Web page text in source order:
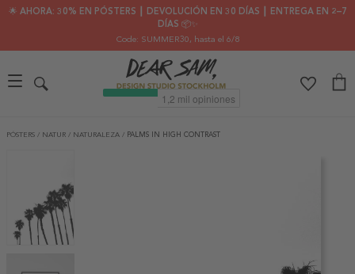
🌟 AHORA: 30% EN PÓSTERS ┃ DEVOLUCIÓN EN 30 DÍAS ┃ ENTREGA EN 2–7
DÍAS 📦✨
Code: SUMMER30, hasta el 6/8
PÓSTERS / NATUR / NATURALEZA / PALMS IN HIGH CONTRAST